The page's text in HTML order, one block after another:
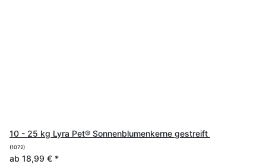
10 - 25 kg Lyra Pet® Sonnenblumenkerne gestreift
(1072)
ab 18,99 € *